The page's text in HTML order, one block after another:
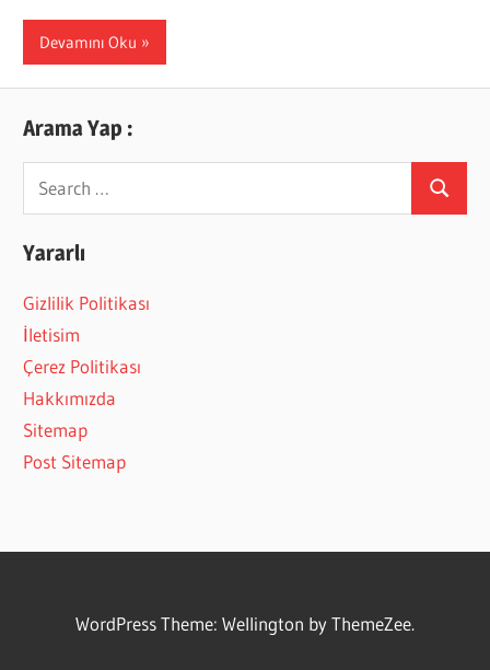
Devamını Oku
Arama Yap :
Search
for:
Search
Yararlı
Gizlilik Politikası
İletisim
Çerez Politikası
Hakkımızda
Sitemap
Post Sitemap
WordPress Theme: Wellington by ThemeZee.